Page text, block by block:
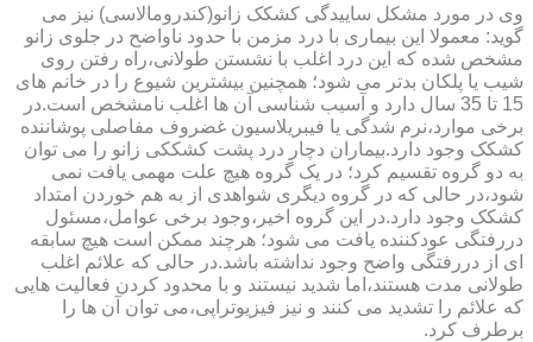
وی در مورد مشکل ساییدگی کشکک زانو(کندرومالاسی) نیز می
گوید: معمولا این بیماری با درد مزمن با حدود ناواضح در جلوی زانو
مشخص شده که این درد اغلب با نشستن طولانی،راه رفتن روی
شیب یا پلکان بدتر می شود؛ همچنین بیشترین شیوع را در خانم های
15 تا 35 سال دارد و آسیب شناسی آن ها اغلب نامشخص است.در
برخی موارد،نرم شدگی یا فیبریلاسیون غضروف مفاصلی پوشاننده
کشکک وجود دارد.بیماران دچار درد پشت کشککی زانو را می توان
به دو گروه تقسیم کرد؛ در یک گروه هیچ علت مهمی یافت نمی
شود،در حالی که در گروه دیگری شواهدی از به هم خوردن امتداد
کشکک وجود دارد.در این گروه اخیر،وجود برخی عوامل،مسئول
دررفتگی عودکننده یافت می شود؛ هرچند ممکن است هیچ سابقه
ای از دررفتگی واضح وجود نداشته باشد.در حالی که علائم اغلب
طولانی مدت هستند،اما شدید نیستند و با محدود کردن فعالیت هایی
که علائم را تشدید می کنند و نیز فیزیوتراپی،می توان آن ها را
برطرف کرد.